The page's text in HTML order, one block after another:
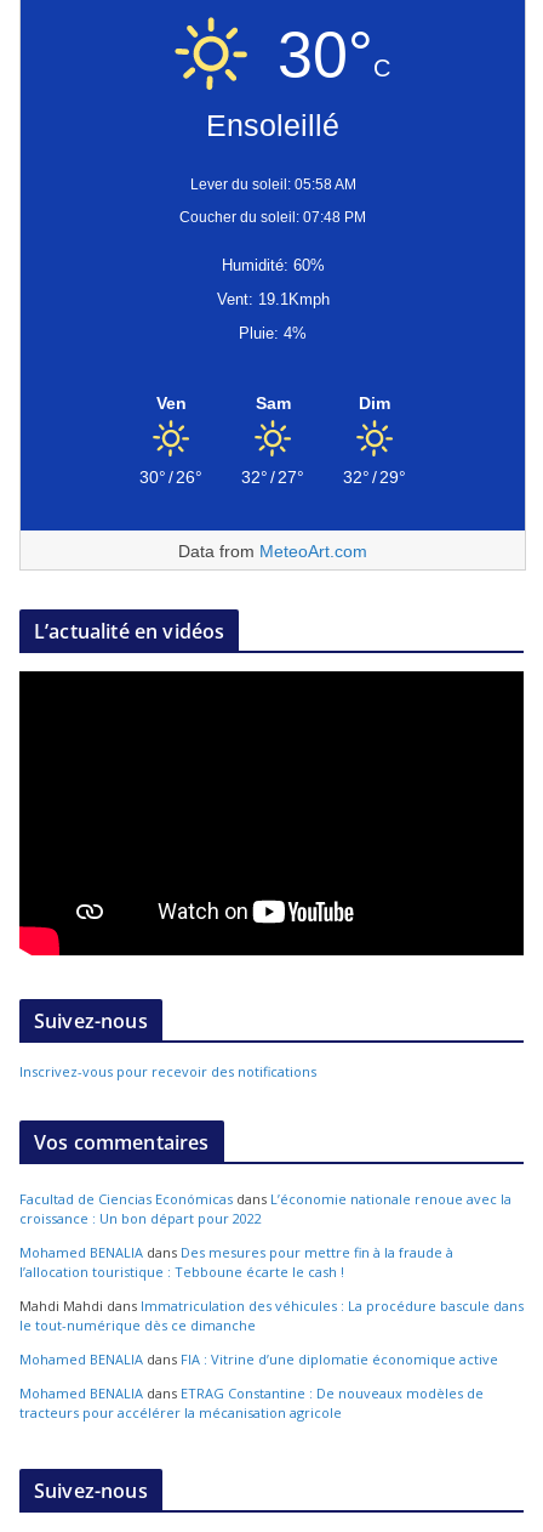
30°C
Ensoleillé
Lever du soleil: 05:58 AM
Coucher du soleil: 07:48 PM
Humidité: 60%
Vent: 19.1Kmph
Pluie: 4%
Ven
30°/26°
Sam
32°/27°
Dim
32°/29°
Data from MeteoArt.com
L’actualité en vidéos
Suivez-nous
Inscrivez-vous pour recevoir des notifications
Vos commentaires
Facultad de Ciencias Económicas dans L’économie nationale renoue avec la
croissance : Un bon départ pour 2022
Mohamed BENALIA dans Des mesures pour mettre fin à la fraude à
l’allocation touristique : Tebboune écarte le cash !
Mahdi Mahdi dans Immatriculation des véhicules : La procédure bascule dans
le tout-numérique dès ce dimanche
Mohamed BENALIA dans FIA : Vitrine d’une diplomatie économique active
Mohamed BENALIA dans ETRAG Constantine : De nouveaux modèles de
tracteurs pour accélérer la mécanisation agricole
Suivez-nous